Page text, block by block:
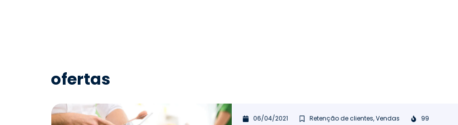
ofertas
06/04/2021 Retenção de clientes,Vendas 99